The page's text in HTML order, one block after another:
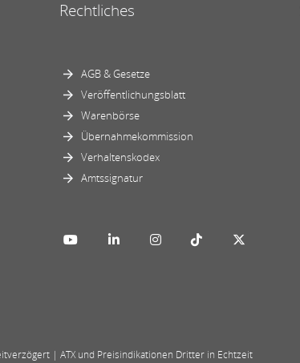
Rechtliches
AGB & Gesetze
Veröffentlichungsblatt
Warenbörse
Übernahmekommission
Verhaltenskodex
Amtssignatur
| ATX und Preisindikationen Dritter in Echtzeit